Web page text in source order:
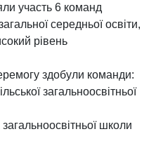
участь 6 команд
середньої освіти,
рівень
здобули команди:
загальноосвітньої
школи